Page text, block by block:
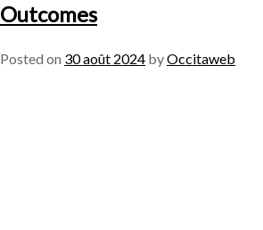
Outcomes
Posted on 30 août 2024 byOccitaweb